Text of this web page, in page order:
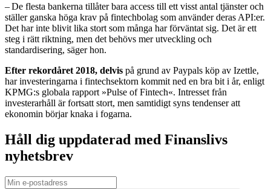
– De flesta bankerna tillåter bara access till ett visst antal tjänster och
ställer ganska höga krav på fintechbolag som använder deras API:er.
Det har inte blivit lika stort som många har förväntat sig. Det är ett
steg i rätt riktning, men det behövs mer utveckling och
standardisering, säger hon.
Efter rekordåret 2018, delvis på grund av Paypals köp av Izettle,
har investeringarna i fintechsektorn kommit ned en bra bit i år, enligt
KPMG:s globala rapport »Pulse of Fintech«. Intresset från
investerarhåll är fortsatt stort, men samtidigt syns tendenser att
ekonomin börjar knaka i fogarna.
Håll dig uppdaterad med Finanslivs
nyhetsbrev